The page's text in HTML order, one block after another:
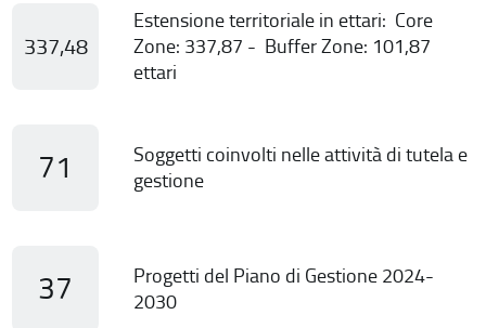
337,48
Estensione territoriale in ettari: Core
Zone: 337,87 - Buffer Zone: 101,87
ettari
71
Soggetti coinvolti nelle attività di tutela e
gestione
37
Progetti del Piano di Gestione 2024-
2030